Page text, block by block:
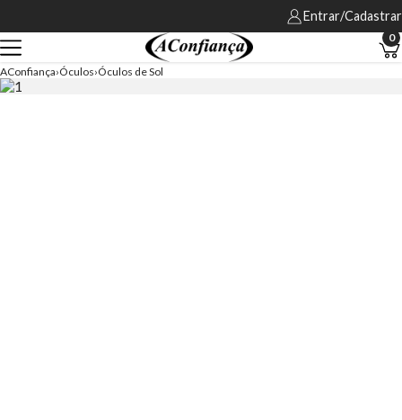
Entrar/Cadastrar
0
AConfiança Óculos Óculos de Sol